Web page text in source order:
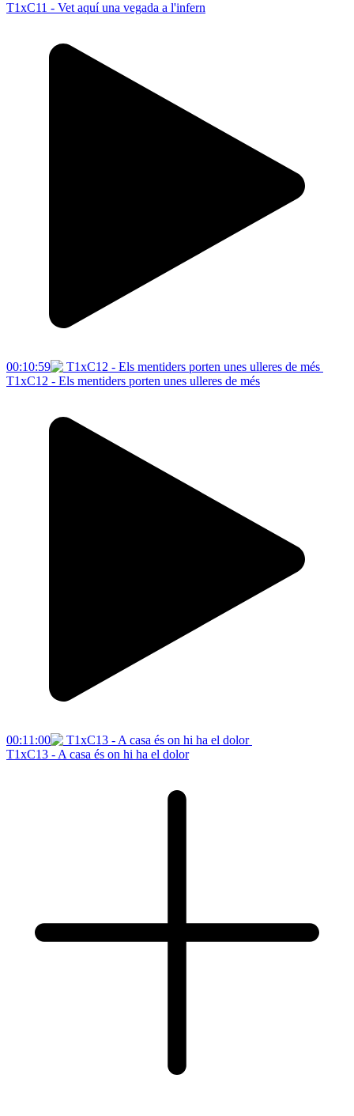
T1xC11 - Vet aquí una vegada a l'infern
00:10:59
T1xC12 - Els mentiders porten unes ulleres de més
00:11:00
T1xC13 - A casa és on hi ha el dolor